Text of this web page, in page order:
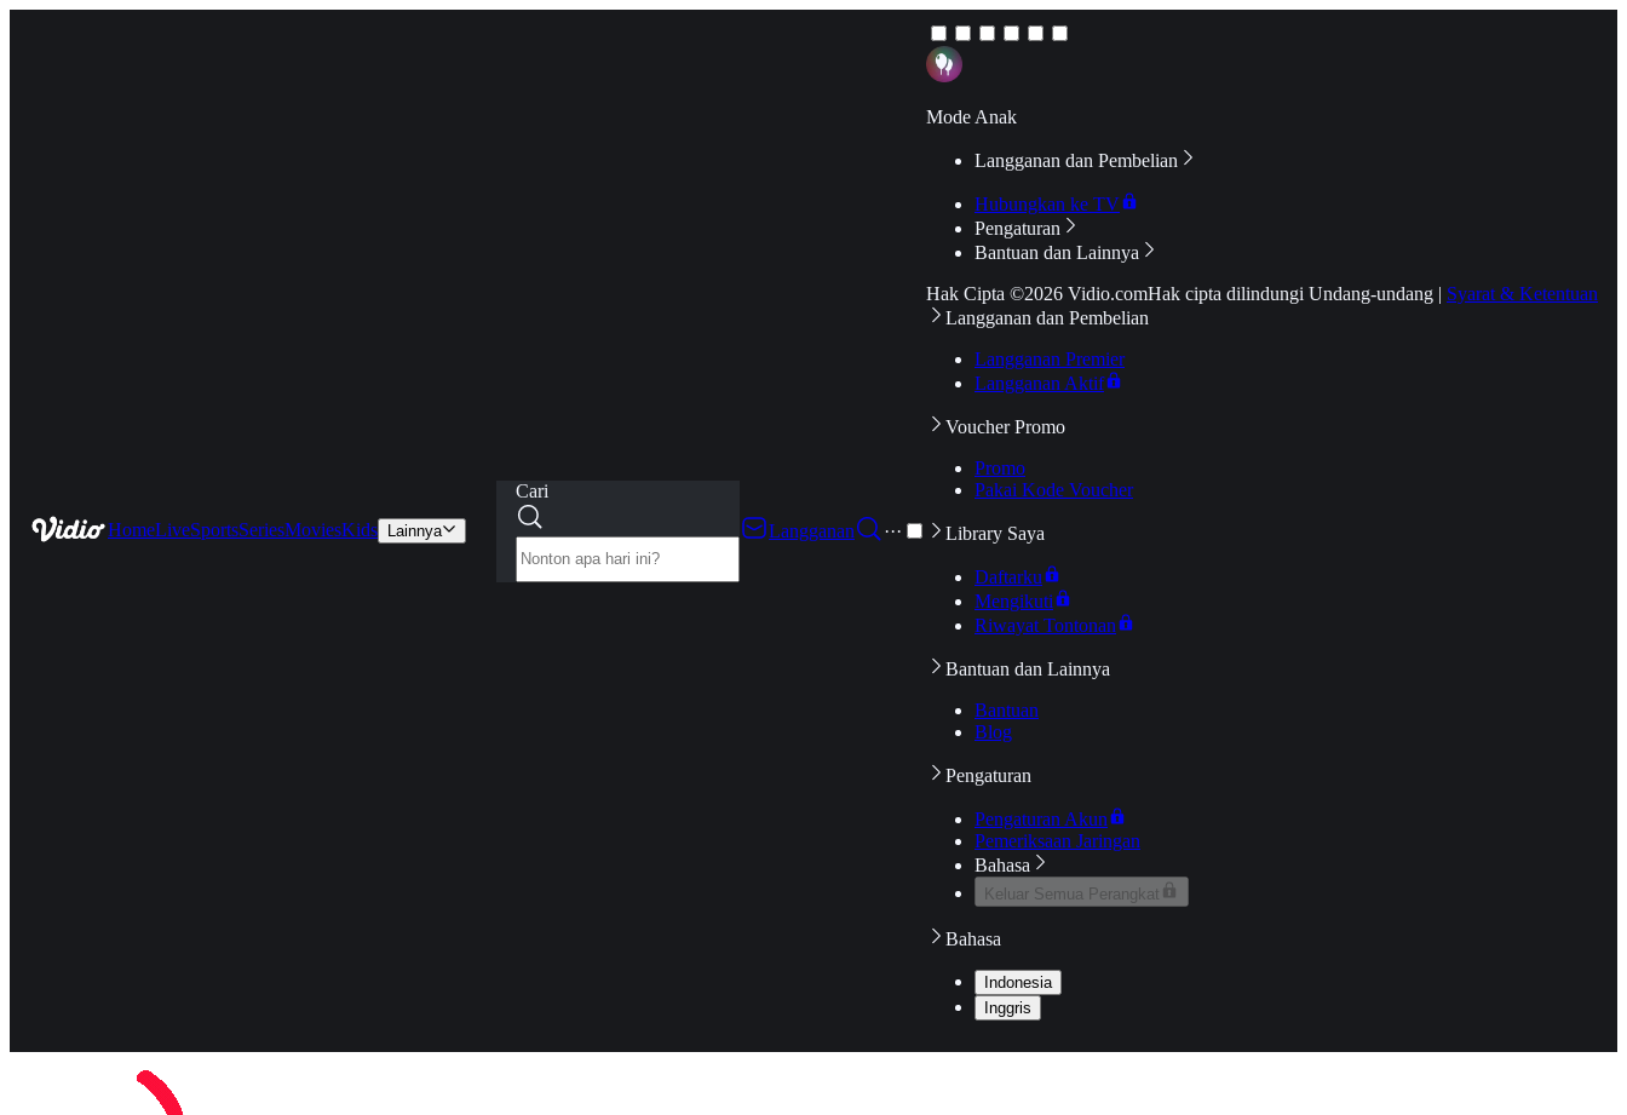
HomeLiveSportsSeriesMoviesKids Lainnya
Cari
Langganan
···
Mode Anak
Langganan dan Pembelian
Hubungkan ke TV
Pengaturan
Bantuan dan Lainnya
Hak Cipta ©2026 Vidio.comHak cipta dilindungi Undang-undang | Syarat & Ketentuan
Langganan dan Pembelian
Langganan Premier
Langganan Aktif
Voucher Promo
Promo
Pakai Kode Voucher
Library Saya
Daftarku
Mengikuti
Riwayat Tontonan
Bantuan dan Lainnya
Bantuan
Blog
Pengaturan
Pengaturan Akun
Pemeriksaan Jaringan
Bahasa
Keluar Semua Perangkat
Bahasa
Indonesia
Inggris